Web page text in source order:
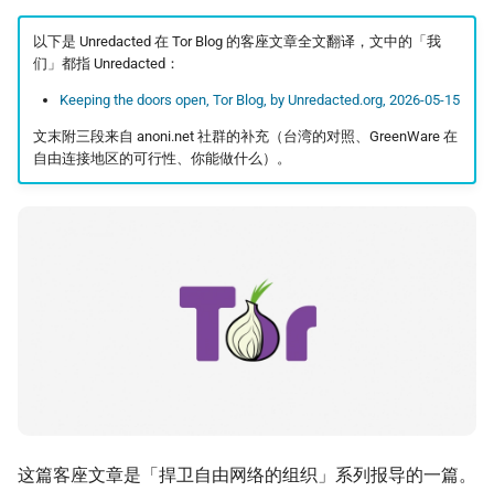
重要
据
监控现在做得到什么
OnionShare
认真的生效
GrapheneOS：高度隐
行动作业系统
OONI Run v2 操作说明
家暴受害者的数位准备
选举观察员的自保
倡议组织的匿名捐款管
（东亚与东南亚）
出国前数字安全：用 AI
常被误认为匿名的网络
报告
台湾 VASP 法 2026
揭弊者保护法的技术观察
公告
技术
更新
Tor Project 生态与对接
如何搭建 Tor Relay
如何搭建 Tor
onionoo MCP：Tor 中
OONI 测量资料结构导览
OONI 怎么判定一个网
以下是 Unredacted 在 Tor Blog 的客座文章全文翻译，文中的「我
们」都指 Unredacted：
Keeping the doors open, Tor Blog, by Unredacted.org, 2026-05-15
文末附三段来自 anoni.net 社群的补充（台湾的对照、GreenWare 在
自由连接地区的可行性、你能做什么）。
这篇客座文章是「捍卫自由网络的组织」系列报导的一篇。